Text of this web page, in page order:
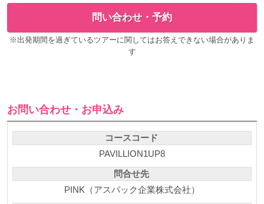
問い合わせ・予約
※出発期間を過ぎているツアーに関してはお答えできない場合がありま
す
お問い合わせ・お申込み
コースコード
PAVILLION1UP8
問合せ先
PINK（アスパック企業株式会社）